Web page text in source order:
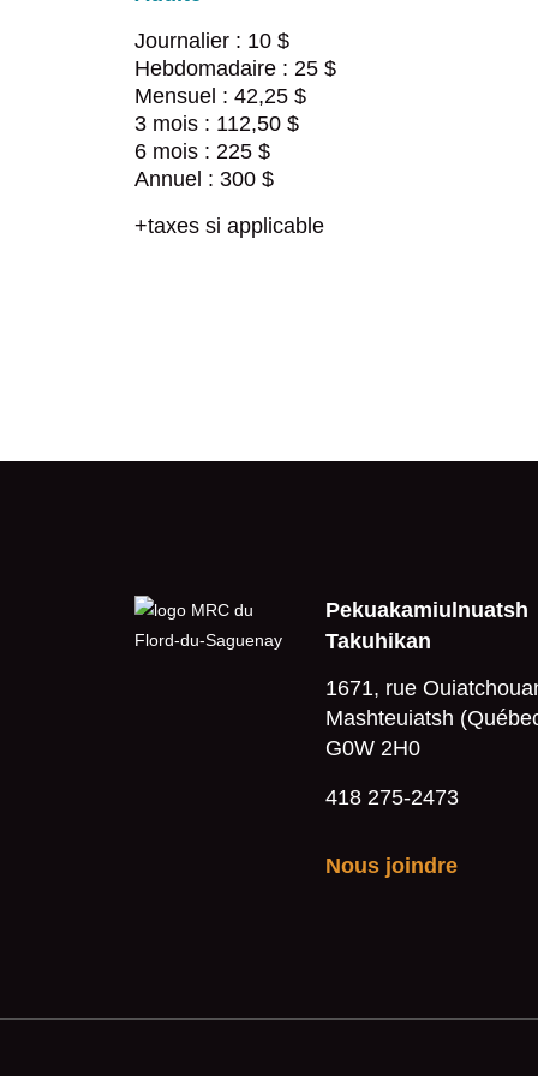
Rapport final de la Commission
sociale
Société de développement
Tourisme Mashteuiatsh
Grand rassemblement des
Journalier : 10 $
Hebdomadaire : 25 $
Mensuel : 42,25 $
3 mois : 112,50 $
6 mois : 225 $
Annuel : 300 $
+taxes si applicable
Pekuakamiulnuatsh
Takuhikan
1671, rue
Mashteuiatsh
G0W 2H0
418 275-2473
Nous joindre